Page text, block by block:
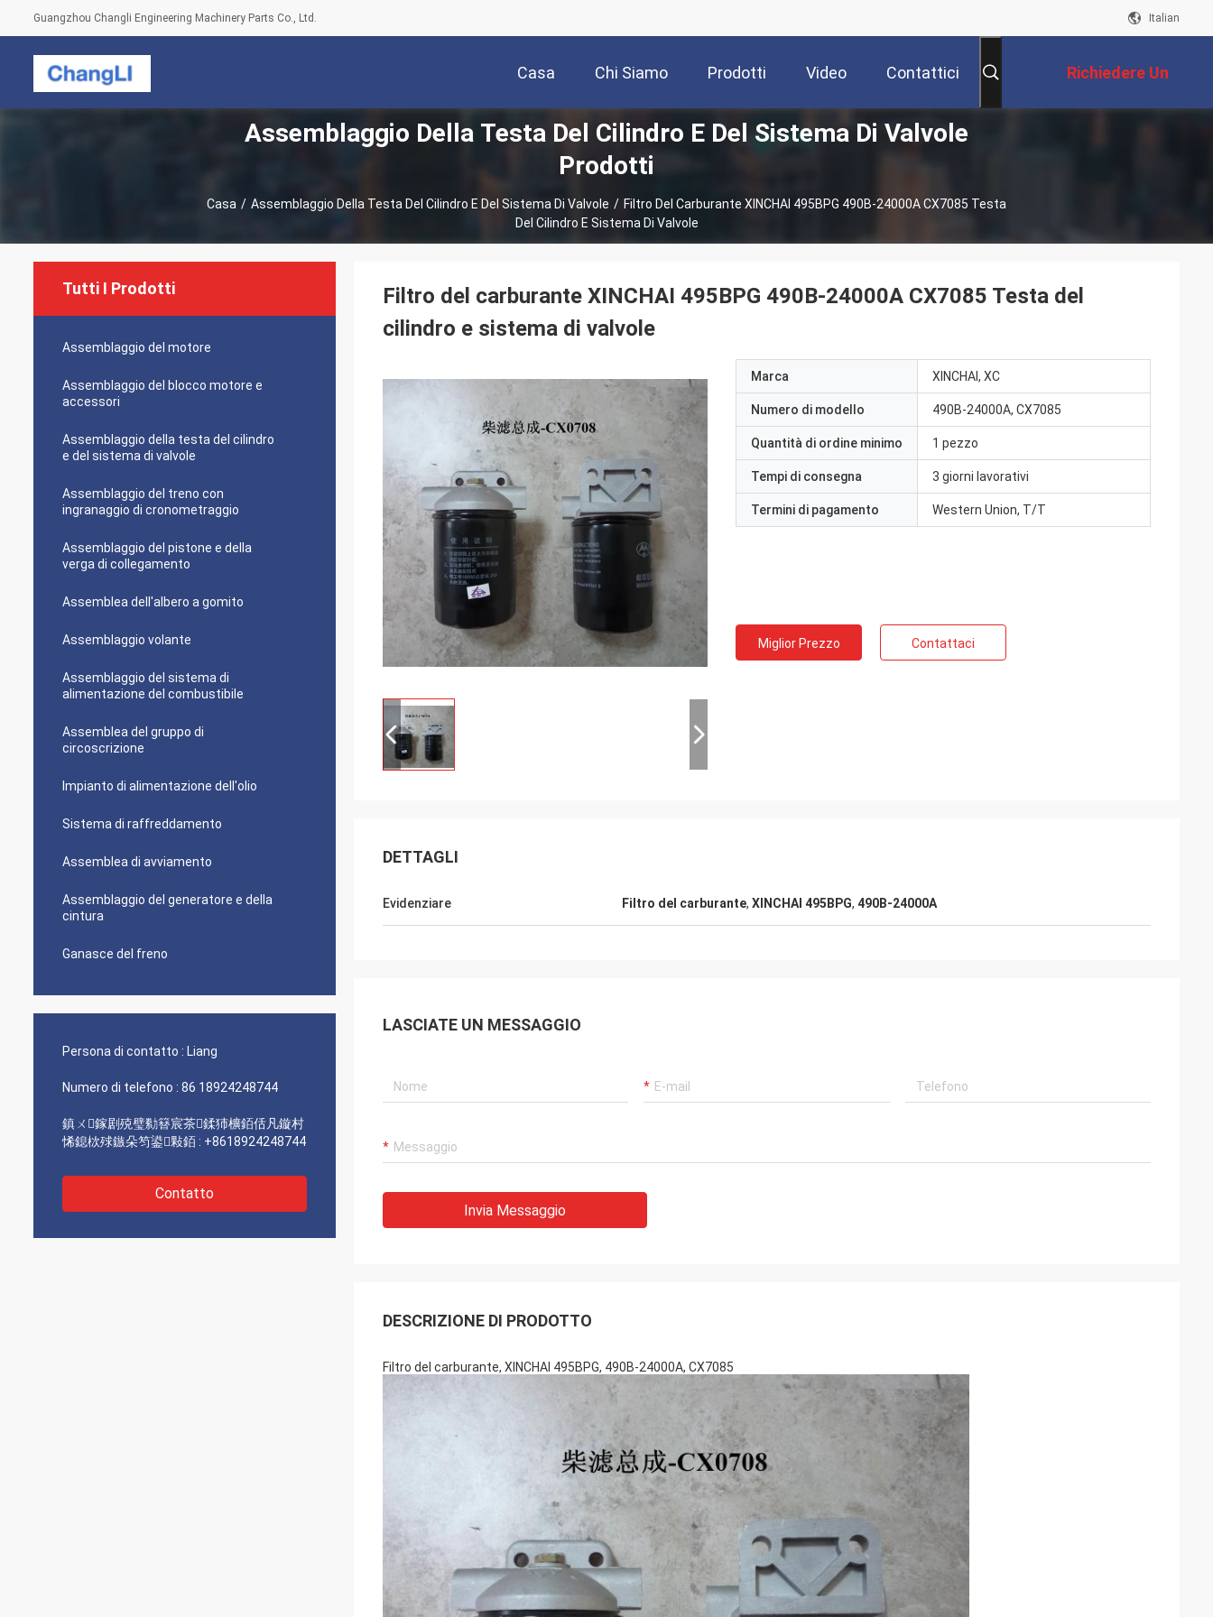
Guangzhou Changli Engineering Machinery Parts Co., Ltd. Italian
Casa Chi Siamo Prodotti Video Contattici Richiedere Un
Preventivo
Assemblaggio Della Testa Del Cilindro E Del Sistema Di Valvole
Prodotti
Casa / Assemblaggio Della Testa Del Cilindro E Del Sistema Di Valvole / Filtro Del Carburante XINCHAI 495BPG 490B-24000A CX7085 Testa
Del Cilindro E Sistema Di Valvole
Tutti I Prodotti
Assemblaggio del motore
Assemblaggio del blocco motore e
accessori
Assemblaggio della testa del cilindro
e del sistema di valvole
Assemblaggio del treno con
ingranaggio di cronometraggio
Assemblaggio del pistone e della
verga di collegamento
Assemblea dell'albero a gomito
Assemblaggio volante
Assemblaggio del sistema di
alimentazione del combustibile
Assemblea del gruppo di
circoscrizione
Impianto di alimentazione dell'olio
Sistema di raffreddamento
Assemblea di avviamento
Assemblaggio del generatore e della
cintura
Ganasce del freno
Persona di contatto : Liang
Numero di telefono : 86 18924248744
鎮ㄨ鎵剧殑璧勬簮宸茶鍒犻櫎銆佸凡鏇村
悕鎴栨殏鏃朵笉鍙敤銆 : +8618924248744
Contatto
Filtro del carburante XINCHAI 495BPG 490B-24000A CX7085 Testa del
cilindro e sistema di valvole
Marca XINCHAI, XC
Numero di modello 490B-24000A, CX7085
Quantità di ordine minimo 1 pezzo
Tempi di consegna 3 giorni lavorativi
Termini di pagamento Western Union, T/T
Miglior Prezzo Contattaci
DETTAGLI
Evidenziare Filtro del carburante, XINCHAI 495BPG, 490B-24000A
LASCIATE UN MESSAGGIO
Invia Messaggio
DESCRIZIONE DI PRODOTTO
Filtro del carburante, XINCHAI 495BPG, 490B-24000A, CX7085